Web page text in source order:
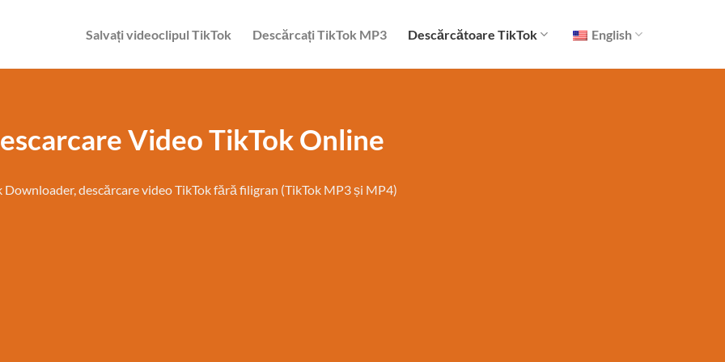
Salvați videoclipul TikTok Descărcați TikTok MP3 Descărcătoare TikTok English
Video TikTok Online
Downloader, descărcare video TikTok fără filigran (TikTok MP3 și MP4)